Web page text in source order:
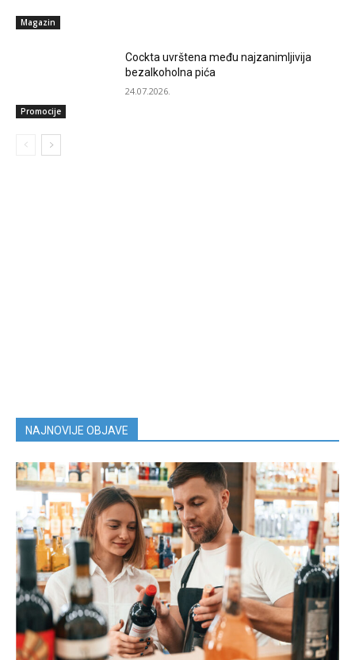
Magazin
Promocije
Cockta uvrštena među najzanimljivija
bezalkoholna pića
24.07.2026.
NAJNOVIJE OBJAVE